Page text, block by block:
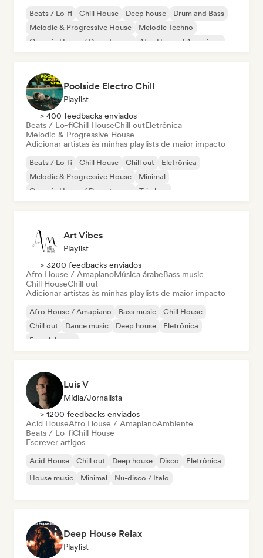
Beats / Lo-fi Chill House Deep house
Drum and Bass
Melodic & Progressive House
Melodic Techno
Organic House / Downtempo
Afro House / Amapiano
Poolside Electro Chill
Playlist
> 400 feedbacks enviados
Beats / Lo-fiChill HouseChill outEletrônica
Melodic & Progressive House
Adicionar artistas às minhas playlists de maior impacto
Beats / Lo-fi Chill House Chill out
Eletrônica
Melodic & Progressive House
Minimal
Organic House / Downtempo
Trip hop
Art Vibes
Playlist
> 3200 feedbacks enviados
Afro House / AmapianoMúsica árabeBass music
Chill HouseChill out
Adicionar artistas às minhas playlists de maior impacto
Afro House / Amapiano Bass music
Chill House
Chill out
Dance music Deep house
Eletrônica
French house
Luis V
Mídia/Jornalista
> 1200 feedbacks enviados
Acid HouseAfro House / AmapianoAmbiente
Beats / Lo-fiChill House
Escrever artigos
Acid House Chill out Deep house Disco
Eletrônica
House music
Minimal Nu-disco / Italo
Deep House Relax
Playlist